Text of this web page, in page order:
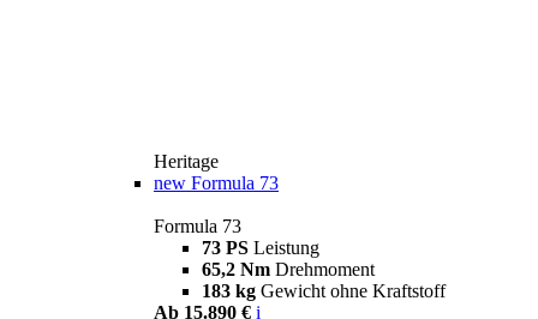
Heritage
new Formula 73
Formula 73
73 PS Leistung
65,2 Nm Drehmoment
183 kg Gewicht ohne Kraftstoff
Ab 15.890 € i